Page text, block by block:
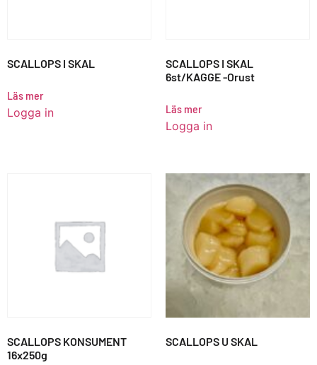
SCALLOPS I SKAL
Läs mer
Logga in
SCALLOPS I SKAL
6st/KAGGE -Orust
Läs mer
Logga in
SCALLOPS KONSUMENT
16x250g
SCALLOPS U SKAL